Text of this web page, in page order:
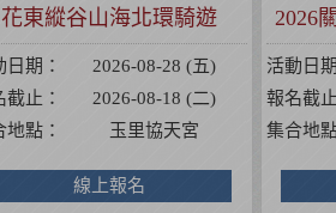
花東縱谷山海北環騎遊
日期：
2026-08-28 (五)
截止：
2026-08-18 (二)
地點：
玉里協天宮
線上報名
2026
活動日期
報名截止
集合地點